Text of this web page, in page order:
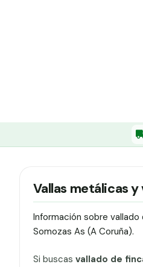
Vallas metálicas y
Información sobre
Somozas As (A Coruña).
Si buscas vallado de